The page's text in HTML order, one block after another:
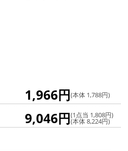
1,966円(本体 1,788円)
9,046円(1点当 1,808円)
(本体 8,224円)